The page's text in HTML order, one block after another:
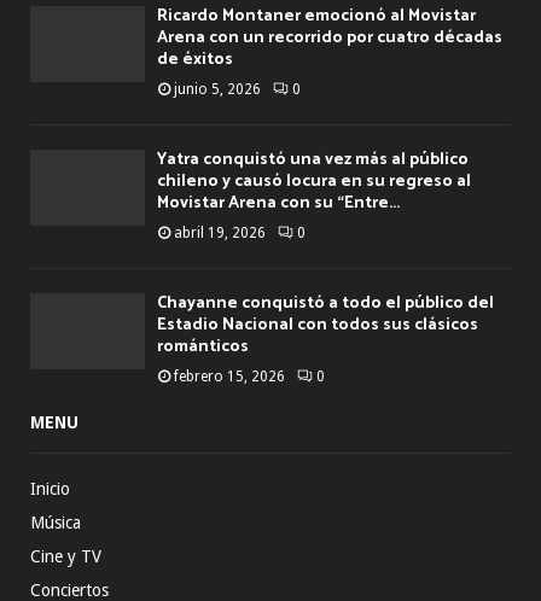
Ricardo Montaner emocionó al Movistar
Arena con un recorrido por cuatro décadas
de éxitos
junio 5, 2026 0
Yatra conquistó una vez más al público
chileno y causó locura en su regreso al
Movistar Arena con su “Entre...
abril 19, 2026 0
Chayanne conquistó a todo el público del
Estadio Nacional con todos sus clásicos
románticos
febrero 15, 2026 0
MENU
Inicio
Música
Cine y TV
Conciertos